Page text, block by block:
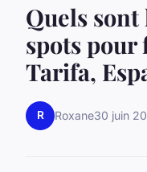
Quels
spots
Tarifa,
R Roxane30 juin